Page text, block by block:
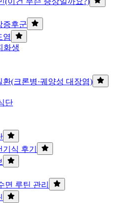
증후군
염
화생
환(크론병·궤양성 대장염)
단
식 후기
면 루틴 관리